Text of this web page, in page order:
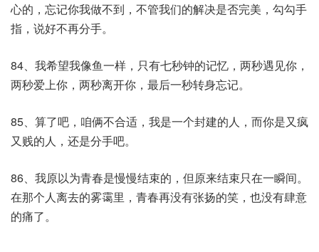
心的，忘记你我做不到，不管我们的解决是否完美，勾勾手
指，说好不再分手。
84、我希望我像鱼一样，只有七秒钟的记忆，两秒遇见你，
两秒爱上你，两秒离开你，最后一秒转身忘记。
85、算了吧，咱俩不合适，我是一个封建的人，而你是又疯
又贱的人，还是分手吧。
86、我原以为青春是慢慢结束的，但原来结束只在一瞬间。
在那个人离去的雾霭里，青春再没有张扬的笑，也没有肆意
的痛了。